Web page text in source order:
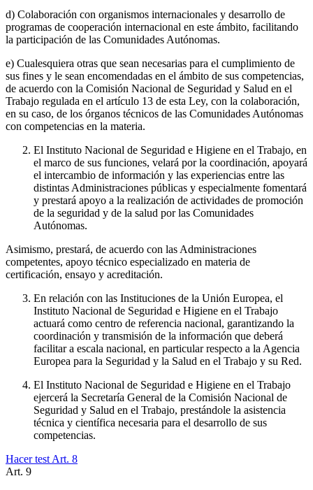
d) Colaboración con organismos internacionales y desarrollo de
programas de cooperación internacional en este ámbito, facilitando
la participación de las Comunidades Autónomas.
e) Cualesquiera otras que sean necesarias para el cumplimiento de
sus fines y le sean encomendadas en el ámbito de sus competencias,
de acuerdo con la Comisión Nacional de Seguridad y Salud en el
Trabajo regulada en el artículo 13 de esta Ley, con la colaboración,
en su caso, de los órganos técnicos de las Comunidades Autónomas
con competencias en la materia.
El Instituto Nacional de Seguridad e Higiene en el Trabajo, en
el marco de sus funciones, velará por la coordinación, apoyará
el intercambio de información y las experiencias entre las
distintas Administraciones públicas y especialmente fomentará
y prestará apoyo a la realización de actividades de promoción
de la seguridad y de la salud por las Comunidades
Autónomas.
Asimismo, prestará, de acuerdo con las Administraciones
competentes, apoyo técnico especializado en materia de
certificación, ensayo y acreditación.
En relación con las Instituciones de la Unión Europea, el
Instituto Nacional de Seguridad e Higiene en el Trabajo
actuará como centro de referencia nacional, garantizando la
coordinación y transmisión de la información que deberá
facilitar a escala nacional, en particular respecto a la Agencia
Europea para la Seguridad y la Salud en el Trabajo y su Red.
El Instituto Nacional de Seguridad e Higiene en el Trabajo
ejercerá la Secretaría General de la Comisión Nacional de
Seguridad y Salud en el Trabajo, prestándole la asistencia
técnica y científica necesaria para el desarrollo de sus
competencias.
Hacer test Art. 8
Art. 9